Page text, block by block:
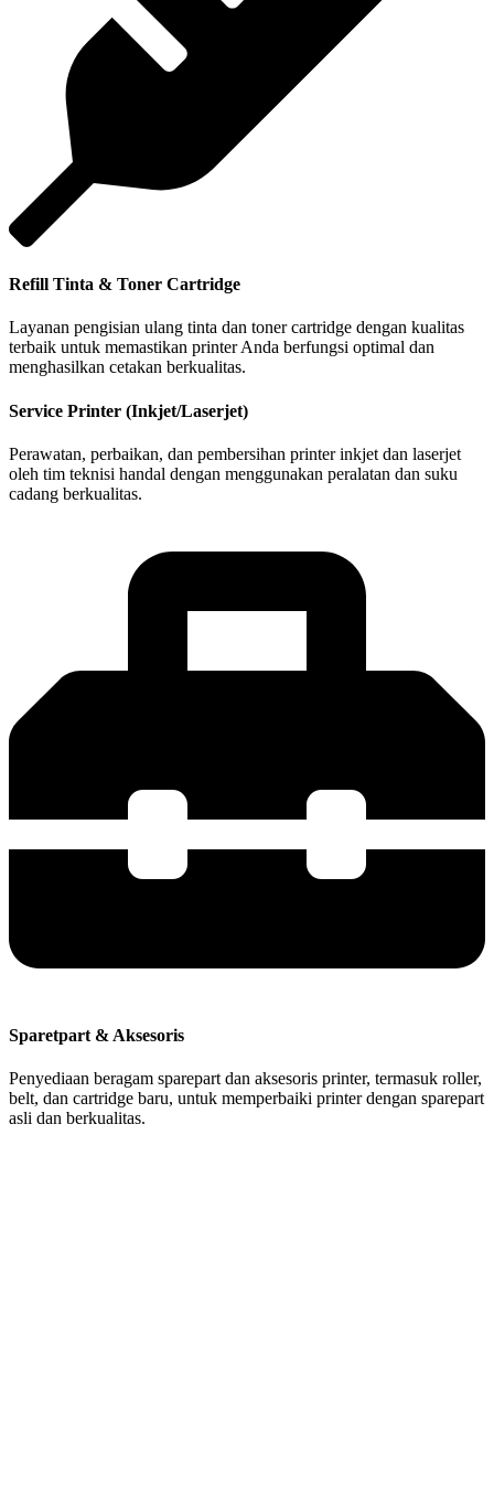
Refill Tinta & Toner Cartridge
Layanan pengisian ulang tinta dan toner cartridge dengan kualitas
terbaik untuk memastikan printer Anda berfungsi optimal dan
menghasilkan cetakan berkualitas.
Service Printer (Inkjet/Laserjet)
Perawatan, perbaikan, dan pembersihan printer inkjet dan laserjet
oleh tim teknisi handal dengan menggunakan peralatan dan suku
cadang berkualitas.
Sparetpart & Aksesoris
Penyediaan beragam sparepart dan aksesoris printer, termasuk roller,
belt, dan cartridge baru, untuk memperbaiki printer dengan sparepart
asli dan berkualitas.